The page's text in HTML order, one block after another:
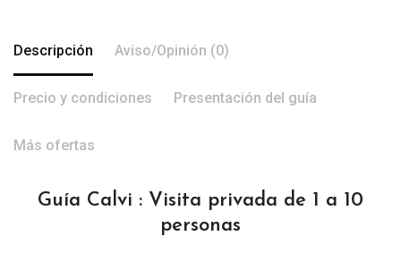
Descripción Aviso/Opinión (0)
Precio y condiciones Presentación del guía
Más ofertas
Guía Calvi : Visita privada de 1 a 10
personas